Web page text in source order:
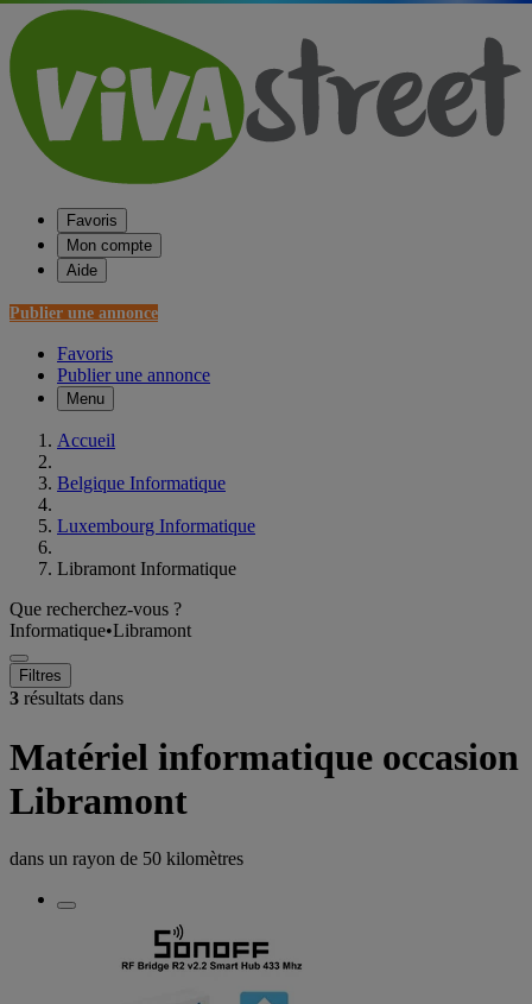
Favoris
Mon compte
Aide
Publier une annonce
Favoris
Publier une annonce
Menu
Accueil
Belgique Informatique
Luxembourg Informatique
Libramont Informatique
Que recherchez-vous ?
Informatique•Libramont
Filtres
3 résultats dans
Matériel informatique occasion
Libramont
dans un rayon de 50 kilomètres